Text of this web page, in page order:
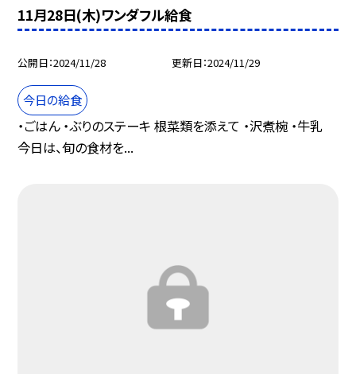
11月28日(木)ワンダフル給食
公開日 2024/11/28 更新日 2024/11/29
今日の給食
・ごはん ・ぶりのステーキ 根菜類を添えて ・沢煮椀 ・牛乳
今日は、旬の食材を...